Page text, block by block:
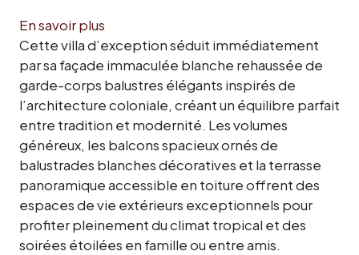
En savoir plus
Cette villa d’exception séduit immédiatement
par sa façade immaculée blanche rehaussée de
garde-corps balustres élégants inspirés de
l’architecture coloniale, créant un équilibre parfait
entre tradition et modernité. Les volumes
généreux, les balcons spacieux ornés de
balustrades blanches décoratives et la terrasse
panoramique accessible en toiture offrent des
espaces de vie extérieurs exceptionnels pour
profiter pleinement du climat tropical et des
soirées étoilées en famille ou entre amis.